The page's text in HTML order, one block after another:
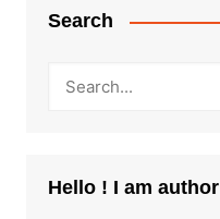
Search
Hello ! I am author